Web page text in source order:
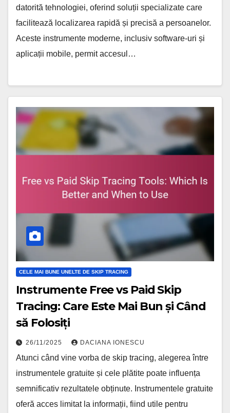
datorită tehnologiei, oferind soluții specializate care
facilitează localizarea rapidă și precisă a persoanelor.
Aceste instrumente moderne, inclusiv software-uri și
aplicații mobile, permit accesul…
CELE MAI BUNE UNELTE DE SKIP TRACING
Instrumente Free vs Paid Skip
Tracing: Care Este Mai Bun și Când
să Folosiți
26/11/2025 DACIANA IONESCU
Atunci când vine vorba de skip tracing, alegerea între
instrumentele gratuite și cele plătite poate influența
semnificativ rezultatele obținute. Instrumentele gratuite
oferă acces limitat la informații, fiind utile pentru